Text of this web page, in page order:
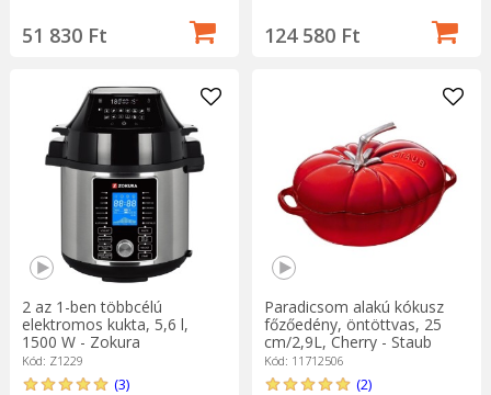
51 830 Ft 124 580 Ft
2 az 1-ben többcélú
elektromos kukta, 5,6 l,
1500 W - Zokura
Kód: Z1229
(3)
Paradicsom alakú kókusz
főzőedény, öntöttvas, 25
cm/2,9L, Cherry - Staub
Kód: 11712506
(2)